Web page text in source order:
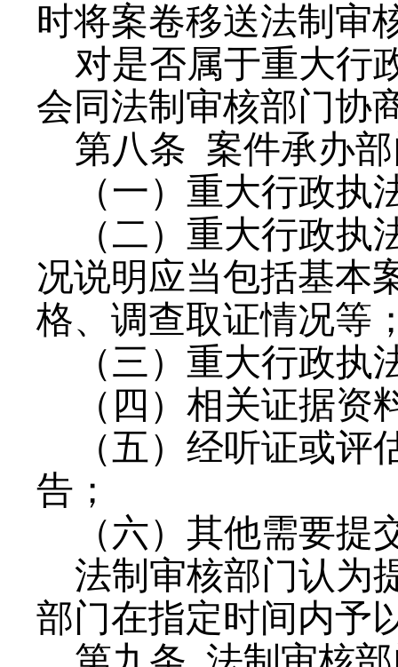
时将案卷移送法制审
对是否属于重大行
会同法制审核部门协
第八条 案件承办
（一）重大行政
（二）重大行政
况说明应当包括基本
格、调查取证情况等
（三）重大行政执
（四）相关证据资
（五）经听证或
告；
（六）其他需要提
法制审核部门认为
部门在指定时间内予